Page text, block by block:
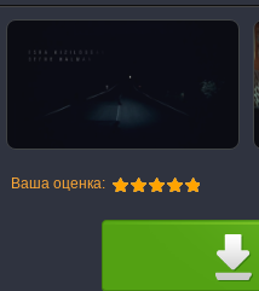
Ваша оценка: